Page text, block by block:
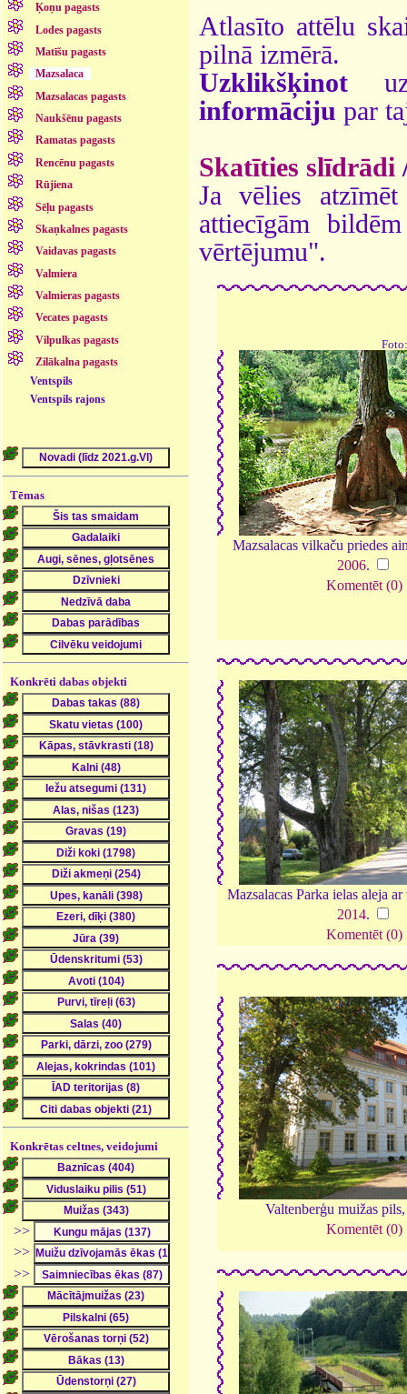
Ķoņu pagasts
Lodes pagasts
Matīšu pagasts
Mazsalaca
Mazsalacas pagasts
Naukšēnu pagasts
Ramatas pagasts
Rencēnu pagasts
Rūjiena
Sēļu pagasts
Skaņkalnes pagasts
Vaidavas pagasts
Valmiera
Valmieras pagasts
Vecates pagasts
Vilpulkas pagasts
Zilākalna pagasts
Ventspils
Ventspils rajons
Tēmas
Konkrēti dabas objekti
Konkrētas celtnes, veidojumi
>>
>>
>>
Atlasīto attēlu
pilnā izmērā.
Uzklikšķinot
informāciju par
Skatīties slīdrādi
Ja vēlies
attiecīgām
vērtējumu".
Mazsalacas vilkaču priedes
2006.
Komentēt (0)
Mazsalacas Parka ielas aleja
2014.
Komentēt (0)
Valtenberģu muižas
Komentēt (0)